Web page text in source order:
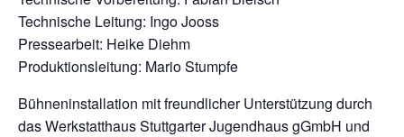
Technische Leitung: Ingo Jooss
Pressearbeit: Heike Diehm
Produktionsleitung: Mario Stumpfe
Bühneninstallation mit freundlicher Unterstützung durch
das Werkstatthaus Stuttgarter Jugendhaus gGmbH und